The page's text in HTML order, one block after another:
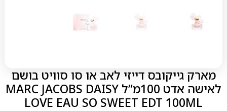
מארק גייקובס דייזי לאב או סו סוויט בושם
לאישה אדט 100מ”ל MARC JACOBS DAISY
LOVE EAU SO SWEET EDT 100ML